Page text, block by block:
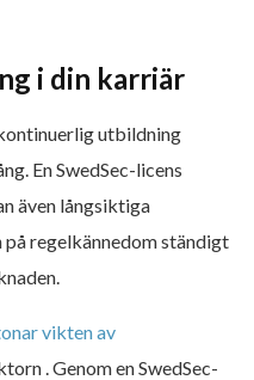
i din karriär
utbildning
En SwedSec-licens
även långsiktiga
regelkännedom ständigt
vikten av
. Genom en SwedSec-